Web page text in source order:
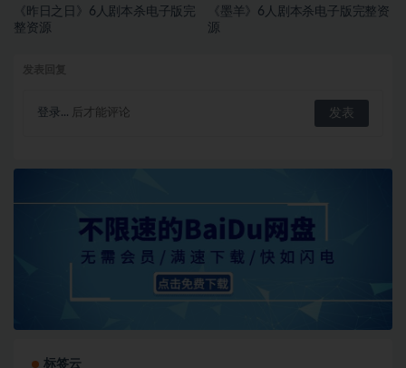
《昨日之日》6人剧本杀电子版完
整资源
《墨羊》6人剧本杀电子版完整资
源
登录... 后才能评论
标签云